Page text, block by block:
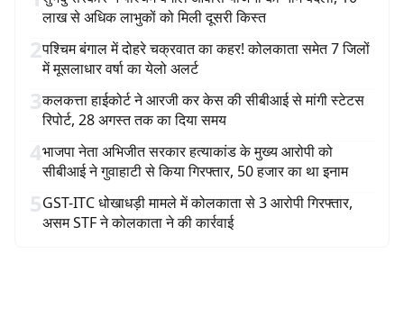
लाख से अधिक लाभुकों को मिली दूसरी किस्त
2पश्चिम बंगाल में दोहरे चक्रवात का कहर! कोलकाता समेत 7 जिलों
में मूसलाधार वर्षा का येलो अलर्ट
3कलकत्ता हाईकोर्ट ने आरजी कर केस की सीबीआई से मांगी स्टेटस
रिपोर्ट, 28 अगस्त तक का दिया समय
4भाजपा नेता अभिजीत सरकार हत्याकांड के मुख्य आरोपी को
सीबीआई ने गुवाहाटी से किया गिरफ्तार, 50 हजार का था इनाम
5GST-ITC धोखाधड़ी मामले में कोलकाता से 3 आरोपी गिरफ्तार,
असम STF ने कोलकाता ने की कार्रवाई